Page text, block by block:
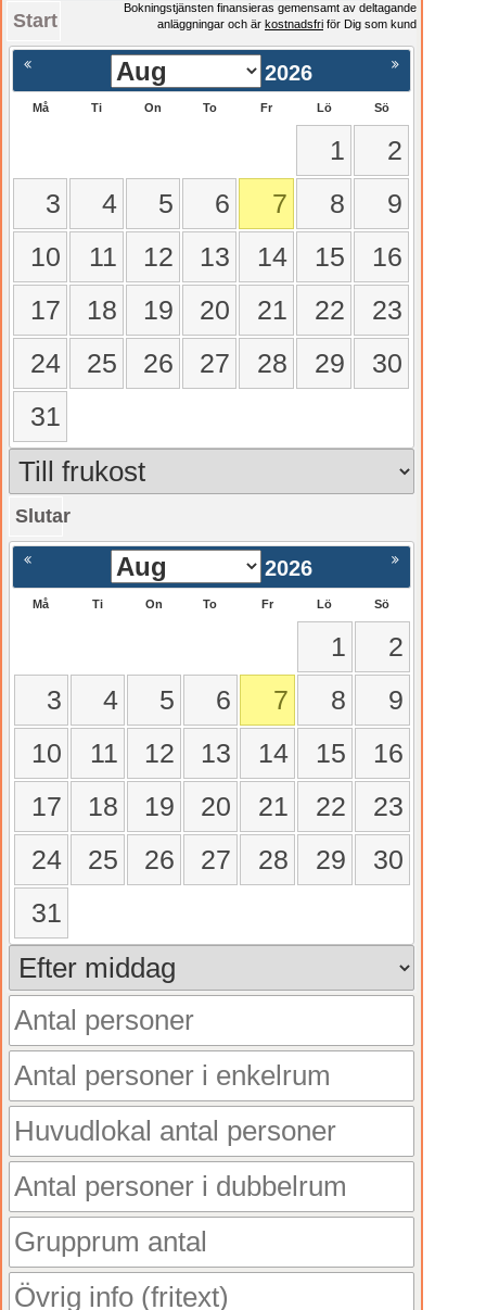
Start
Bokningstjänsten finansieras gemensamt av deltagande
anläggningar och är kostnadsfri för Dig som kund
2026
Må Ti On To Fr Lö Sö
1
2
3
4 5 6 7 8
9
10
11 12 13 14 15
16
17
18 19 20 21 22
23
24
25 26 27 28 29
30
31
Slutar
Nästa >
2026
Må Ti On To Fr Lö Sö
1
2
3
4 5 6 7 8
9
10
11 12 13 14 15
16
17
18 19 20 21 22
23
24
25 26 27 28 29
30
31